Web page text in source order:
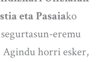
eta Pasaiako
eremu
Agindu horri esker,